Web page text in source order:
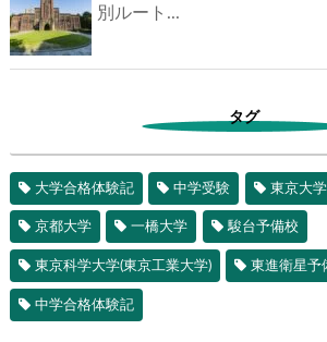
別ルート...
タグ
大学合格体験記 中学受験 東京大学
京都大学 一橋大学 駿台予備校
東京科学大学(東京工業大学) 東進衛星予
中学合格体験記